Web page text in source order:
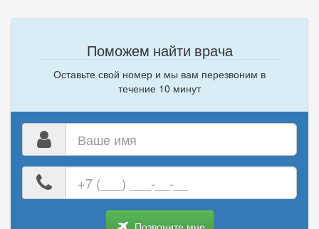
Поможем найти врача
Оставьте свой номер и мы вам перезвоним в
течение 10 минут
номер
телефона
Позвоните мне